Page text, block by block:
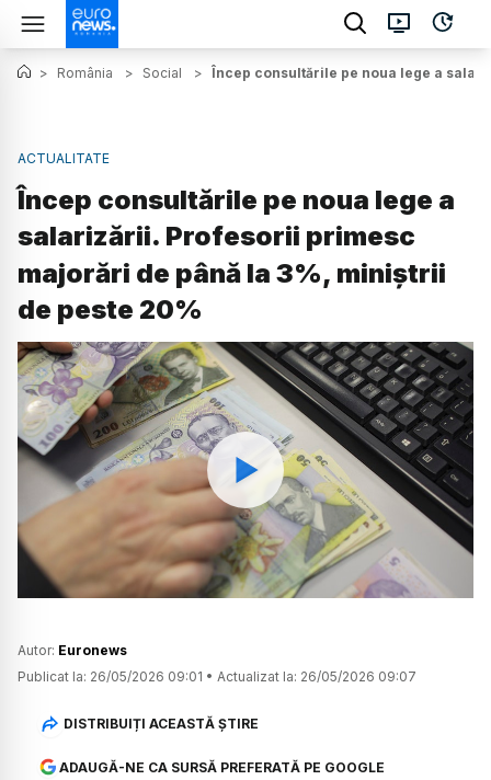
> România > Social > Încep consultările pe noua lege a
ACTUALITATE
Încep consultările pe noua lege a
salarizării. Profesorii primesc
majorări de până la 3%, miniștrii
de peste 20%
Watch
Autor: Euronews
Publicat la: 26/05/2026 09:01 • Actualizat la: 26/05/2026 09:07
DISTRIBUIȚI ACEASTĂ ȘTIRE
ADAUGĂ-NE CA SURSĂ PREFERATĂ PE GOOGLE